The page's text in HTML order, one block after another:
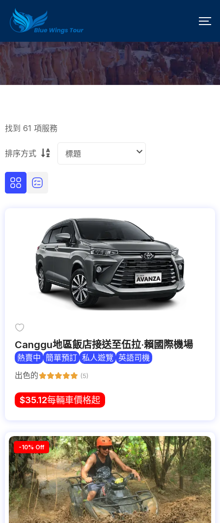
找到 61 項服務
排序方式
Canggu地區飯店接送至伍拉·賴國際機場
熱賣中 簡單預訂 私人遊覽 英語司機
出色的
(5)
$35.12每輛車價格起
-10% Off